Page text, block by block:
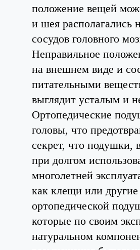
положение вещей
и шея располагались
сосудов головного
Неправильное
на внешнем виде и
питательными
выглядит усталым и
Ортопедические
головы, что
секрет, что подушки,
при долгом
многолетней
как клещи или
ортопедической
которые по своим
натуральном